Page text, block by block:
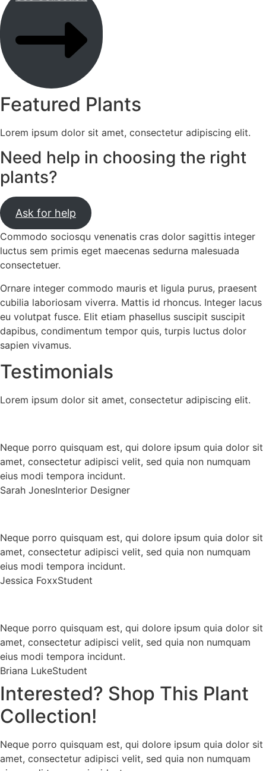
Featured Plants
Lorem ipsum dolor sit amet, consectetur adipiscing elit.
Need help in choosing the right
plants?
Ask for help
Commodo sociosqu venenatis cras dolor sagittis integer
luctus sem primis eget maecenas sedurna malesuada
consectetuer.
Ornare integer commodo mauris et ligula purus, praesent
cubilia laboriosam viverra. Mattis id rhoncus. Integer lacus
eu volutpat fusce. Elit etiam phasellus suscipit suscipit
dapibus, condimentum tempor quis, turpis luctus dolor
sapien vivamus.
Testimonials
Lorem ipsum dolor sit amet, consectetur adipiscing elit.
Neque porro quisquam est, qui dolore ipsum quia dolor sit
amet, consectetur adipisci velit, sed quia non numquam
eius modi tempora incidunt.
Sarah JonesInterior Designer
Neque porro quisquam est, qui dolore ipsum quia dolor sit
amet, consectetur adipisci velit, sed quia non numquam
eius modi tempora incidunt.
Jessica FoxxStudent
Neque porro quisquam est, qui dolore ipsum quia dolor sit
amet, consectetur adipisci velit, sed quia non numquam
eius modi tempora incidunt.
Briana LukeStudent
Interested? Shop This Plant
Collection!
Neque porro quisquam est, qui dolore ipsum quia dolor sit
amet, consectetur adipisci velit, sed quia non numquam